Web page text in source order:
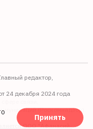
редактор,
24 декабря 2024 года
связи,
(Роскомнадзор).
ООО "Афанасий-
Принять